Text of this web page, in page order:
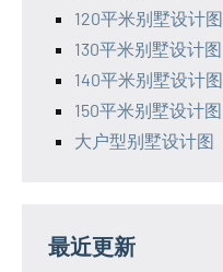
120平米别墅设计图
130平米别墅设计图
140平米别墅设计图
150平米别墅设计图
大户型别墅设计图
最近更新